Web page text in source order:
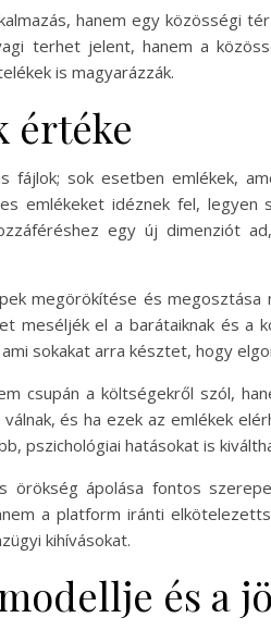
hanem egy közösségi
terhet jelent, hanem a
is magyarázzák.
értéke
fájlok; sok esetben emlékek,
emlékeket idéznek fel,
egy új dimenziót
megörökítése és
meséljék el a barátaiknak és a
sokakat arra késztet, hogy
csupán a költségekről szól,
és ha ezek az emlékek
pszichológiai hatásokat is
örökség ápolása fontos
a platform iránti
kihívásokat.
és a